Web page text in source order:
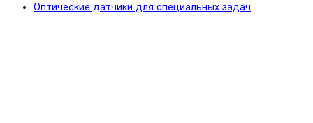
Оптические датчики для специальных задач